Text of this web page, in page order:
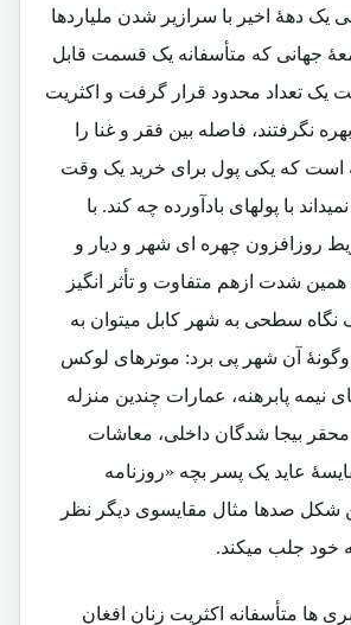
یک دهۀ اخیر با سرازیر شدن ملیاردها
جهانی که متأسفانه یک قسمت قابل
یک تعداد محدود قرار گرفت و اکثریت
نگرفتند، فاصله بین فقر و غنا را
است که یکی پول برای خرید یک وقت
با پولهای بادآورده چه کند. با
روزافزون چهره ای شهر و دیار و
همین شدت ازهم متفاوت و تأثر انگیز
نگاه سطحی به شهر کابل میتوان به
آن شهر پی برد: موترهای لوکس
نیمه پابرهنه، عمارات چندین منزله
بیجا شدگان داخلی، معاشات
عاید یک پسر بچه «روزنامه
شکل صدها مثال مقایسوی دیگر نظر
خود جلب میکند.
ها متأسفانه اکثریت زنان افغان